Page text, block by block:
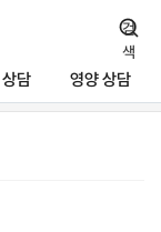
담 영양 상담
검
색